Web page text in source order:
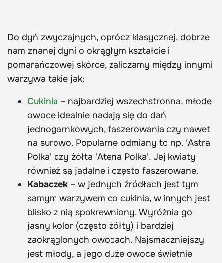
Do dyń zwyczajnych, oprócz klasycznej, dobrze
nam znanej dyni o okrągłym kształcie i
pomarańczowej skórce, zaliczamy między innymi
warzywa takie jak:
Cukinia – najbardziej wszechstronna, młode
owoce idealnie nadają się do dań
jednogarnkowych, faszerowania czy nawet
na surowo. Popularne odmiany to np. 'Astra
Polka' czy żółta 'Atena Polka'. Jej kwiaty
również są jadalne i często faszerowane.
Kabaczek – w jednych źródłach jest tym
samym warzywem co cukinia, w innych jest
blisko z nią spokrewniony. Wyróżnia go
jasny kolor (często żółty) i bardziej
zaokrąglonych owocach. Najsmaczniejszy
jest młody, a jego duże owoce świetnie